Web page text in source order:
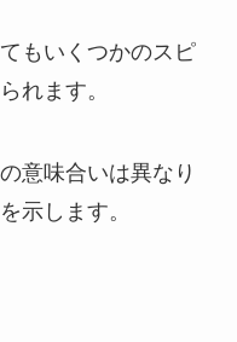
もいくつかのスピ
れます。
意味合いは異なり
示します。